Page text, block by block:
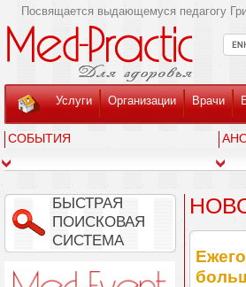
Посвящается выдающемуся педагогу
Услуги Организации Врачи
СОБЫТИЯ
БЫСТРАЯ
ПОИСКОВАЯ
СИСТЕМА